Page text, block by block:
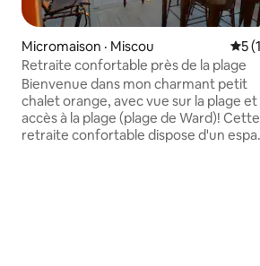
Micromaison · Miscou
5
Retraite confortable près de la plage
Bienvenue dans mon charmant petit
chalet orange, avec vue sur la plage et
accès à la plage (plage de Ward)! Cette
retraite confortable dispose d'un